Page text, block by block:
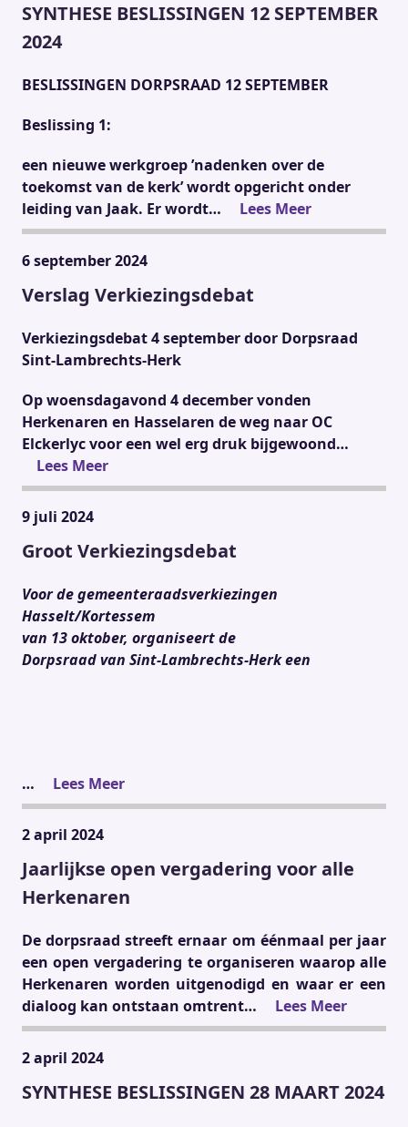
SYNTHESE BESLISSINGEN 12 SEPTEMBER
2024
BESLISSINGEN DORPSRAAD 12 SEPTEMBER
Beslissing 1:
een nieuwe werkgroep ’nadenken over de
toekomst van de kerk’ wordt opgericht onder
leiding van Jaak. Er wordt…
Lees Meer
6 september 2024
Verslag Verkiezingsdebat
Verkiezingsdebat 4 september door Dorpsraad
Sint-Lambrechts-Herk
Op woensdagavond 4 december vonden
Herkenaren en Hasselaren de weg naar OC
Elckerlyc voor een wel erg druk bijgewoond…
Lees Meer
9 juli 2024
Groot Verkiezingsdebat
Voor de gemeenteraadsverkiezingen
Hasselt/Kortessem
van 13 oktober, organiseert de
Dorpsraad van Sint-Lambrechts-Herk een
… Lees Meer
2 april 2024
Jaarlijkse open vergadering voor alle
Herkenaren
De dorpsraad streeft ernaar om éénmaal per jaar
een open vergadering te organiseren waarop alle
Herkenaren worden uitgenodigd en waar er een
dialoog kan ontstaan omtrent…
Lees Meer
2 april 2024
SYNTHESE BESLISSINGEN 28 MAART 2024